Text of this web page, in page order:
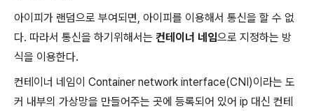
아이피가 랜덤으로 부여되면, 아이피를 이용해서 통신을 할 수 없
다. 따라서 통신을 하기위해서는 컨테이너 네임으로 지정하는 방
식을 이용한다.
컨테이너 네임이 Container network interface(CNI)이라는 도
커 내부의 가상망을 만들어주는 곳에 등록되어 있어 ip 대신 컨테